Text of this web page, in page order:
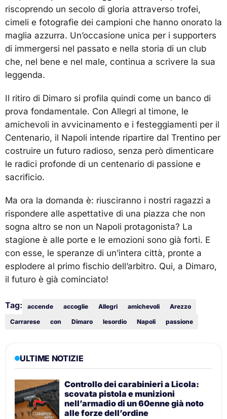
riscoprendo un secolo di gloria attraverso trofei,
cimeli e fotografie dei campioni che hanno onorato la
maglia azzurra. Un’occasione unica per i supporters
di immergersi nel passato e nella storia di un club
che, nel bene e nel male, continua a scrivere la sua
leggenda.
Il ritiro di Dimaro si profila quindi come un banco di
prova fondamentale. Con Allegri al timone, le
amichevoli in avvicinamento e i festeggiamenti per il
Centenario, il Napoli intende ripartire dal Trentino per
costruire un futuro radioso, senza però dimenticare
le radici profonde di un centenario di passione e
sacrificio.
Ma ora la domanda è: riusciranno i nostri ragazzi a
rispondere alle aspettative di una piazza che non
sogna altro se non un Napoli protagonista? La
stagione è alle porte e le emozioni sono già forti. E
con esse, le speranze di un’intera città, pronte a
esplodere al primo fischio dell’arbitro. Qui, a Dimaro,
il futuro è già cominciato!
Tag: accende accoglie Allegri amichevoli
Arezzo
Carrarese
con Dimaro lesordio Napoli passione
ULTIME NOTIZIE
Controllo dei carabinieri a Licola:
scovata pistola e munizioni
nell’armadio di un 60enne già noto
alle forze dell’ordine